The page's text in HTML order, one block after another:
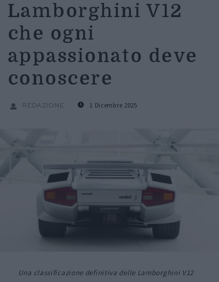
Lamborghini V12
che ogni
appassionato deve
conoscere
REDAZIONE 1 Dicembre 2025
Una classificazione definitiva delle Lamborghini V12